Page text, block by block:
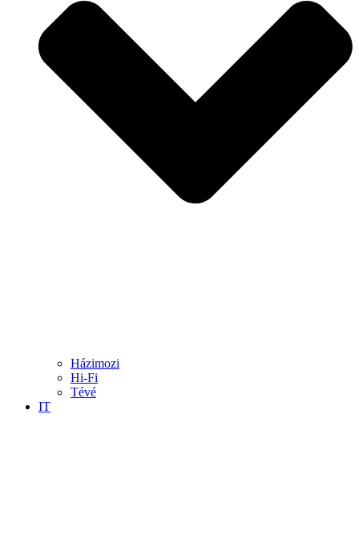
Házimozi
Hi-Fi
Tévé
IT